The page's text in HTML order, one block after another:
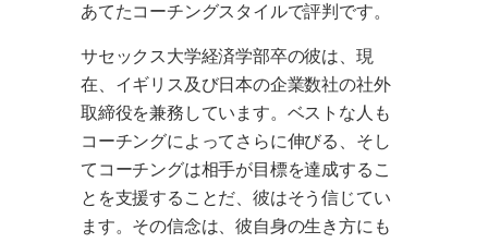
あてたコーチングスタイルで評判です。
サセックス大学経済学部卒の彼は、現
在、イギリス及び日本の企業数社の社外
取締役を兼務しています。ベストな人も
コーチングによってさらに伸びる、そし
てコーチングは相手が目標を達成するこ
とを支援することだ、彼はそう信じてい
ます。その信念は、彼自身の生き方にも